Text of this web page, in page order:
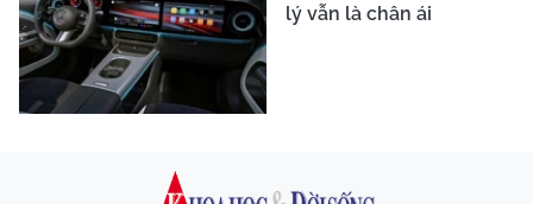
lý vẫn là chân ái